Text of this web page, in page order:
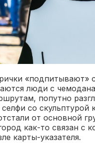
«подпитывают»
люди с
попутно
со скульптурой
от основной
как-то связан с
карты-указателя.